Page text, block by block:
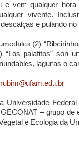
e vem qualquer
vivente.
e pulando no
(2)
“Los palafitos” son
lagunas o
Universidade
– grupo de
e Ecologia da